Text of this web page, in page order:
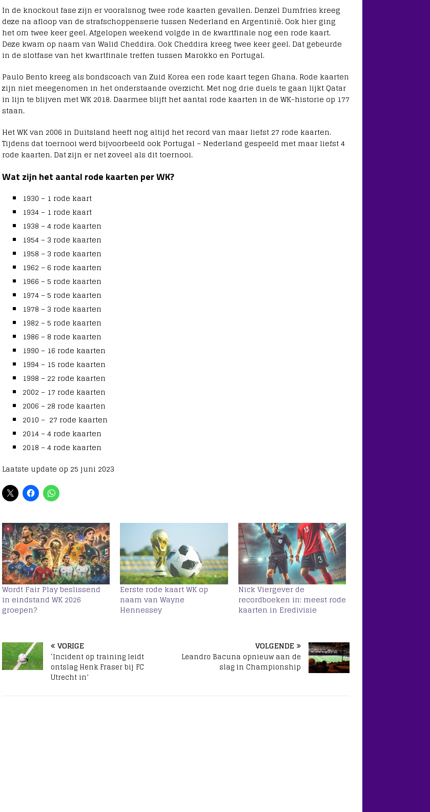
In de knockout fase zijn er vooralsnog twee rode kaarten gevallen. Denzel Dumfries kreeg
deze na afloop van de strafschoppenserie tussen Nederland en Argentinië. Ook hier ging
het om twee keer geel. Afgelopen weekend volgde in de kwartfinale nog een rode kaart.
Deze kwam op naam van Walid Cheddira. Ook Cheddira kreeg twee keer geel. Dat gebeurde
in de slotfase van het kwartfinale treffen tussen Marokko en Portugal.
Paulo Bento kreeg als bondscoach van Zuid Korea een rode kaart tegen Ghana. Rode kaarten
zijn niet meegenomen in het onderstaande overzicht. Met nog drie duels te gaan lijkt Qatar
in lijn te blijven met WK 2018. Daarmee blijft het aantal rode kaarten in de WK-historie op 177
staan.
Het WK van 2006 in Duitsland heeft nog altijd het record van maar liefst 27 rode kaarten.
Tijdens dat toernooi werd bijvoorbeeld ook Portugal – Nederland gespeeld met maar liefst 4
rode kaarten. Dat zijn er net zoveel als dit toernooi.
Wat zijn het aantal rode kaarten per WK?
1930 – 1 rode kaart
1934 – 1 rode kaart
1938 – 4 rode kaarten
1954 – 3 rode kaarten
1958 – 3 rode kaarten
1962 – 6 rode kaarten
1966 – 5 rode kaarten
1974 – 5 rode kaarten
1978 – 3 rode kaarten
1982 – 5 rode kaarten
1986 – 8 rode kaarten
1990 – 16 rode kaarten
1994 – 15 rode kaarten
1998 – 22 rode kaarten
2002 – 17 rode kaarten
2006 – 28 rode kaarten
2010 – 27 rode kaarten
2014 – 4 rode kaarten
2018 – 4 rode kaarten
Laatste update op 25 juni 2023
Wordt Fair Play beslissend
in eindstand WK 2026
groepen?
Eerste rode kaart WK op
naam van Wayne
Hennessey
Nick Viergever de
recordboeken in: meest rode
kaarten in Eredivisie
VORIGE
‘Incident op training leidt
ontslag Henk Fraser bij FC
Utrecht in’
VOLGENDE
Leandro Bacuna opnieuw aan de
slag in Championship